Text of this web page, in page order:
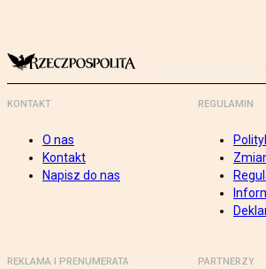
KONTAKT
O nas
Kontakt
Napisz do nas
REGULAMIN
REKLAMA I PRENUMERATA PARTNERZY